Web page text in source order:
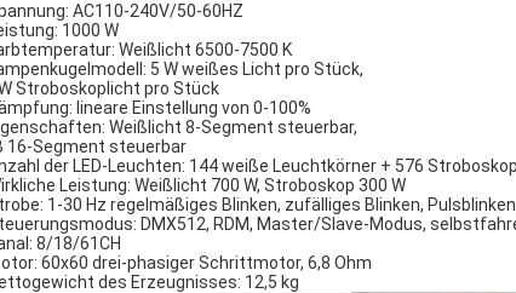
AC110-240V/50-60HZ
1000 W
Weißlicht 6500-7500 K
5 W weißes Licht pro Stück,
Stroboskoplicht pro Stück
lineare Einstellung von 0-100%
Weißlicht 8-Segment steuerbar,
16-Segment steuerbar
der LED-Leuchten: 144 weiße Leuchtkörner + 576
Leistung: Weißlicht 700 W, Stroboskop 300 W
1-30 Hz regelmäßiges Blinken, zufälliges Blinken, Pulsblinken
DMX512, RDM, Master/Slave-Modus,
8/18/61CH
60x60 drei-phasiger Schrittmotor, 6,8 Ohm
des Erzeugnisses: 12,5 kg